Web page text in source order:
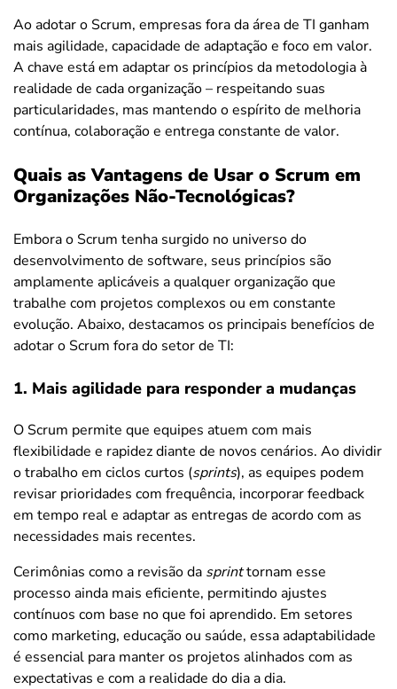
Ao adotar o Scrum, empresas fora da área de TI ganham
mais agilidade, capacidade de adaptação e foco em valor.
A chave está em adaptar os princípios da metodologia à
realidade de cada organização – respeitando suas
particularidades, mas mantendo o espírito de melhoria
contínua, colaboração e entrega constante de valor.
Quais as Vantagens de Usar o Scrum em
Organizações Não-Tecnológicas?
Embora o Scrum tenha surgido no universo do
desenvolvimento de software, seus princípios são
amplamente aplicáveis a qualquer organização que
trabalhe com projetos complexos ou em constante
evolução. Abaixo, destacamos os principais benefícios de
adotar o Scrum fora do setor de TI:
1. Mais agilidade para responder a mudanças
O Scrum permite que equipes atuem com mais
flexibilidade e rapidez diante de novos cenários. Ao dividir
o trabalho em ciclos curtos (sprints), as equipes podem
revisar prioridades com frequência, incorporar feedback
em tempo real e adaptar as entregas de acordo com as
necessidades mais recentes.
Cerimônias como a revisão da sprinttornam esse
processo ainda mais eficiente, permitindo ajustes
contínuos com base no que foi aprendido. Em setores
como marketing, educação ou saúde, essa adaptabilidade
é essencial para manter os projetos alinhados com as
expectativas e com a realidade do dia a dia.